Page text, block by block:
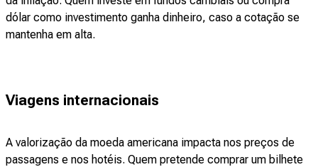
dólar como investimento ganha dinheiro, caso a cotação se
mantenha em alta.
Viagens internacionais
A valorização da moeda americana impacta nos preços de
passagens e nos hotéis. Quem pretende comprar um bilhete